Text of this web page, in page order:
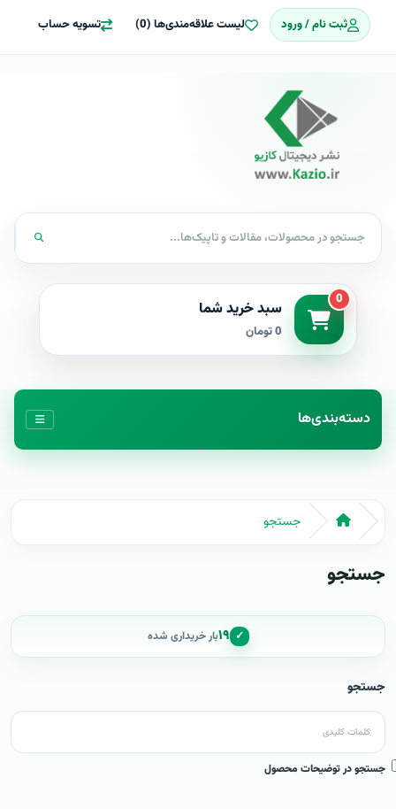
ثبت نام / ورود لیست علاقه‌مندی‌ها (0) تسویه حساب
0 سبد خرید شما
0 تومان
دسته‌بندی‌ها
جستجو
جستجو
✓ ۱۹بار خریداری شده
جستجو
جستجو در توضیحات محصول